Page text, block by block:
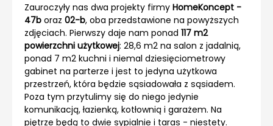
Zauroczyły nas dwa projekty firmy HomeKoncept -
47b oraz 02-b, oba przedstawione na powyższych
zdjęciach. Pierwszy daje nam ponad 117 m2
powierzchni użytkowej: 28,6 m2 na salon z jadalnią,
ponad 7 m2 kuchni i niemal dziesięciometrowy
gabinet na parterze i jest to jedyna użytkowa
przestrzeń, która będzie sąsiadowała z sąsiadem.
Poza tym przytulimy się do niego jedynie
komunikacją, łazienką, kotłownią i garażem. Na
piętrze będą to dwie sypialnie i taras - niestety.